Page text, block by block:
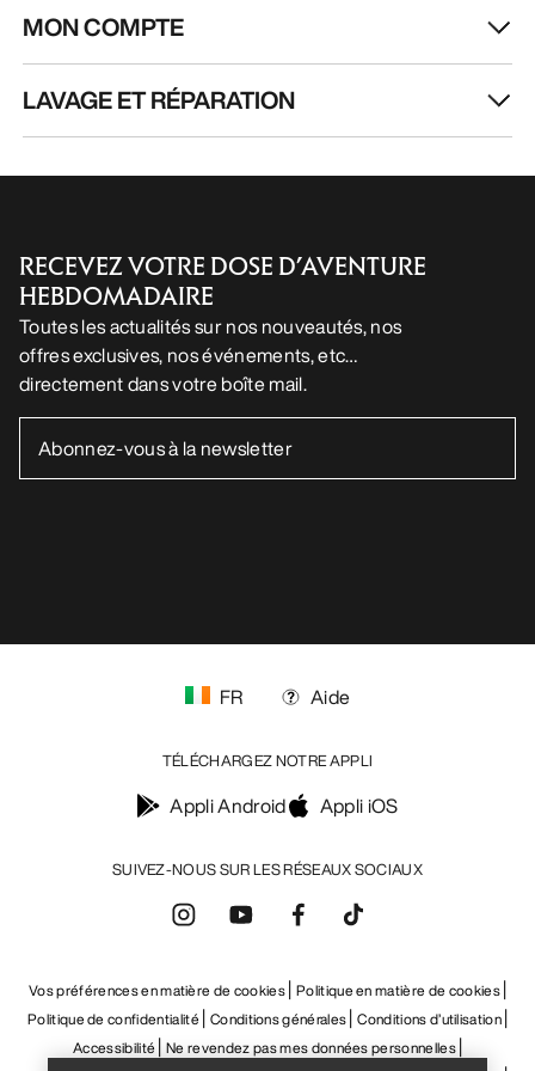
Help
MON COMPTE
LAVAGE ET RÉPARATION
RECEVEZ VOTRE DOSE D’AVENTURE
HEBDOMADAIRE
Toutes les actualités sur nos nouveautés, nos
offres exclusives, nos événements, etc…
directement dans votre boîte mail.
SUIVEZ-NOUS SUR LES RÉSEAUX SOCIAUX
FR Aide
TÉLÉCHARGEZ NOTRE APPLI
Appli Android Appli iOS
Vos préférences en matière de cookies Politique en matière de cookies
Politique de confidentialité Conditions générales Conditions d’utilisation
Accessibilité Ne revendez pas mes données personnelles